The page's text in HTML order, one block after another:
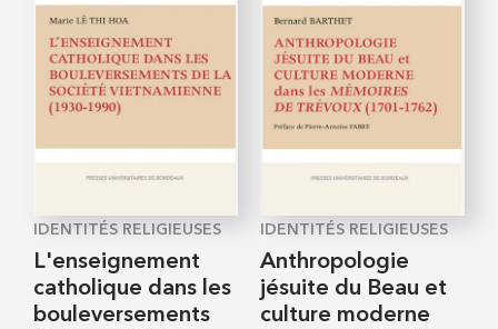
IDENTITÉS RELIGIEUSES
L'enseignement
catholique dans les
bouleversements
IDENTITÉS RELIGIEUSES
Anthropologie
jésuite du Beau et
culture moderne